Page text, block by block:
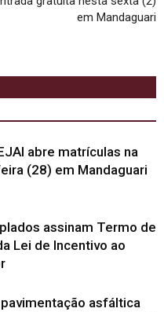
em Mandaguari
abre matrículas na
(28) em Mandaguari
assinam Termo de
Lei de Incentivo ao
asfáltica